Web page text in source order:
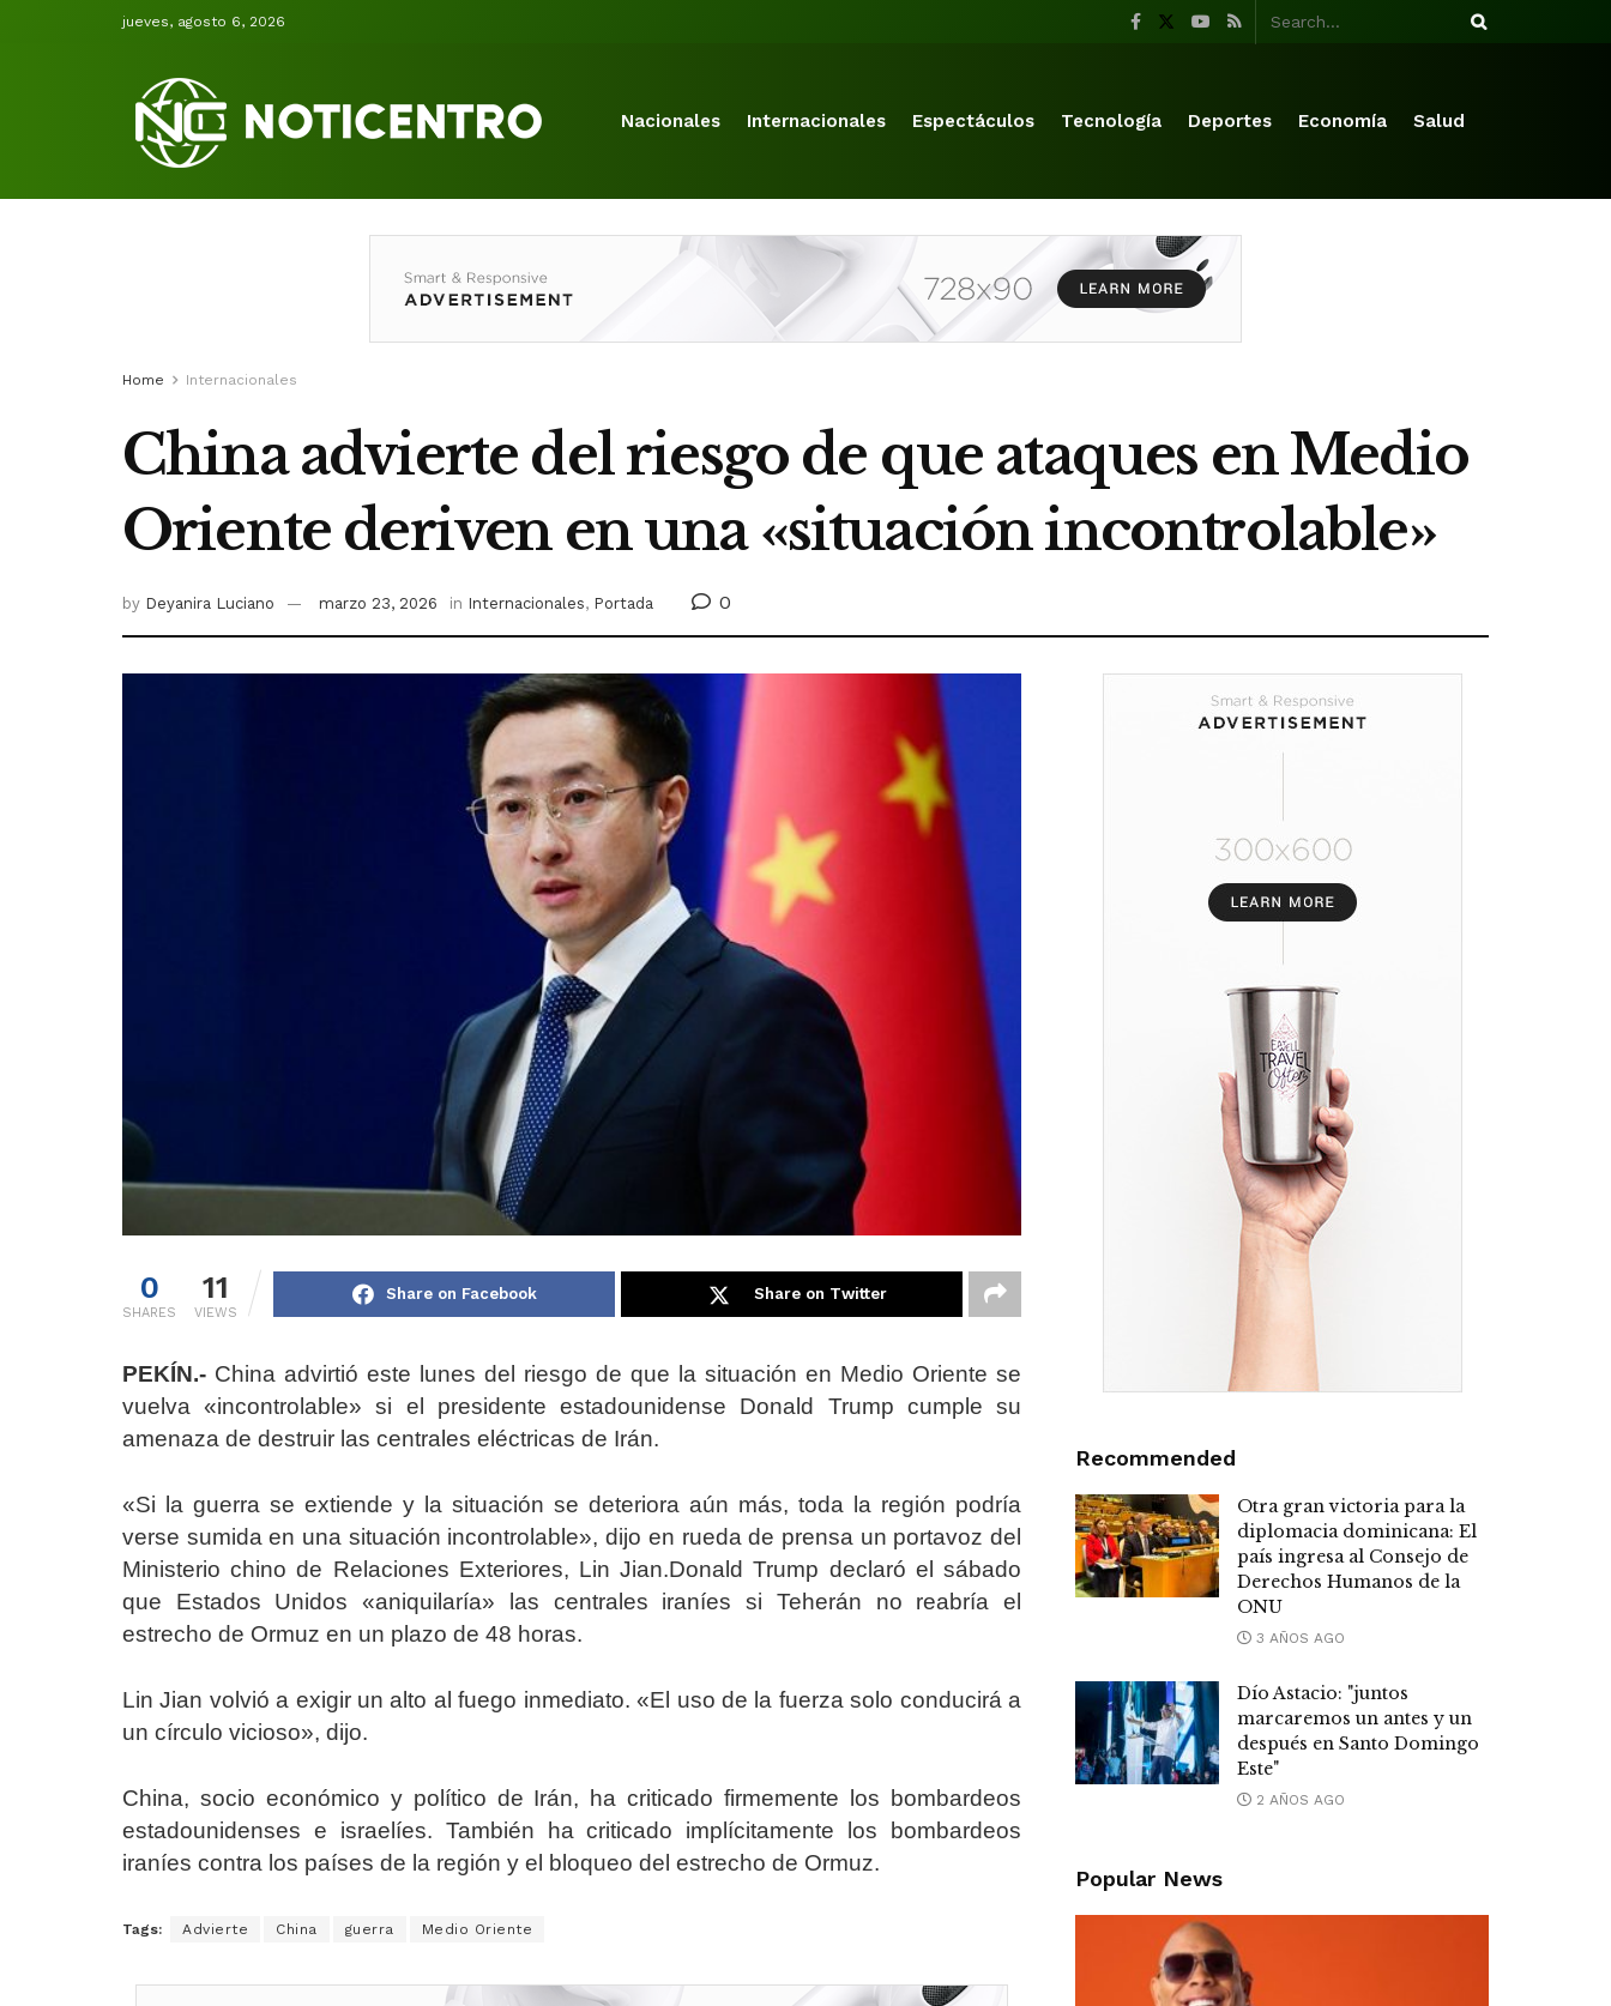
jueves, agosto 6, 2026
Nacionales Internacionales Espectáculos Tecnología Deportes Economía Salud
Home Internacionales
China advierte del riesgo de que ataques en Medio
Oriente deriven en una «situación incontrolable»
by Deyanira Luciano marzo 23, 2026 in Internacionales, Portada 0
0
SHARES
11
VIEWS
Share on Facebook Share on Twitter
PEKÍN.- China advirtió este lunes del riesgo de que la situación en Medio Oriente se
vuelva «incontrolable» si el presidente estadounidense Donald Trump cumple su
amenaza de destruir las centrales eléctricas de Irán.
«Si la guerra se extiende y la situación se deteriora aún más, toda la región podría
verse sumida en una situación incontrolable», dijo en rueda de prensa un portavoz del
Ministerio chino de Relaciones Exteriores, Lin Jian.Donald Trump declaró el sábado
que Estados Unidos «aniquilaría» las centrales iraníes si Teherán no reabría el
estrecho de Ormuz en un plazo de 48 horas.
Lin Jian volvió a exigir un alto al fuego inmediato. «El uso de la fuerza solo conducirá a
un círculo vicioso», dijo.
China, socio económico y político de Irán, ha criticado firmemente los bombardeos
estadounidenses e israelíes. También ha criticado implícitamente los bombardeos
iraníes contra los países de la región y el bloqueo del estrecho de Ormuz.
Tags: Advierte China guerra Medio Oriente
Recommended
Otra gran victoria para la
diplomacia dominicana: El
país ingresa al Consejo de
Derechos Humanos de la
ONU
3 AÑOS AGO
Dío Astacio: "juntos
marcaremos un antes y un
después en Santo Domingo
Este"
2 AÑOS AGO
Popular News